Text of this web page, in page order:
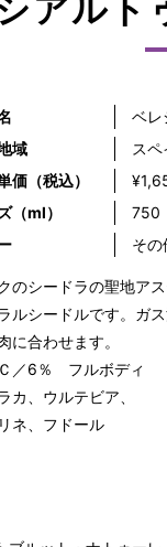
アル
ベ
域
ス
価（税込）
（ml）
750
その
のシードラの聖地ア
ルシードルです。ガ
に合わせます。
／6％ フルボディ
カ、ウルテビア、
ネ、フドール